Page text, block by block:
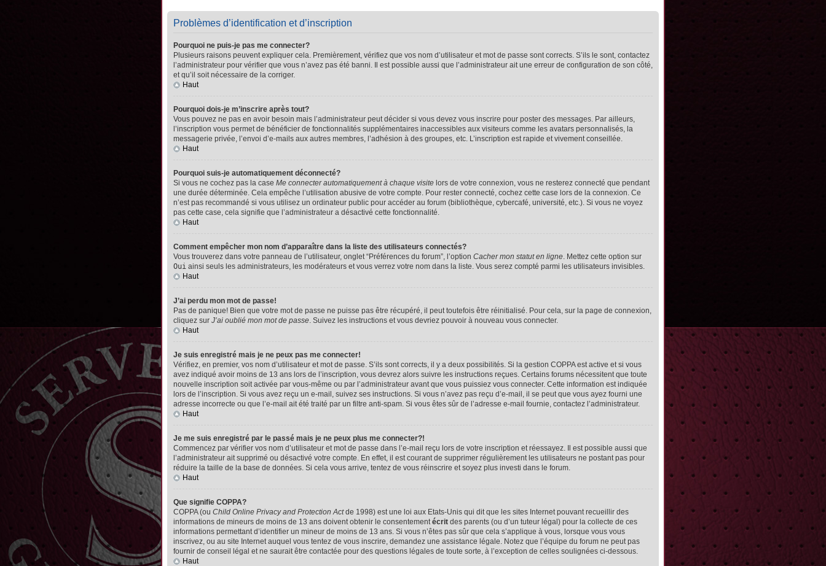
Problèmes d’identification et d’inscription
Pourquoi ne puis-je pas me connecter?
Plusieurs raisons peuvent expliquer cela. Premièrement, vérifiez que vos nom d’utilisateur et mot de passe sont corrects. S’ils le sont, contactez
l’administrateur pour vérifier que vous n’avez pas été banni. Il est possible aussi que l’administrateur ait une erreur de configuration de son côté,
et qu’il soit nécessaire de la corriger.
Haut
Pourquoi dois-je m’inscrire après tout?
Vous pouvez ne pas en avoir besoin mais l’administrateur peut décider si vous devez vous inscrire pour poster des messages. Par ailleurs,
l’inscription vous permet de bénéficier de fonctionnalités supplémentaires inaccessibles aux visiteurs comme les avatars personnalisés, la
messagerie privée, l’envoi d’e-mails aux autres membres, l’adhésion à des groupes, etc. L’inscription est rapide et vivement conseillée.
Haut
Pourquoi suis-je automatiquement déconnecté?
Si vous ne cochez pas la case Me connecter automatiquement à chaque visite lors de votre connexion, vous ne resterez connecté que pendant
une durée déterminée. Cela empêche l’utilisation abusive de votre compte. Pour rester connecté, cochez cette case lors de la connexion. Ce
n’est pas recommandé si vous utilisez un ordinateur public pour accéder au forum (bibliothèque, cybercafé, université, etc.). Si vous ne voyez
pas cette case, cela signifie que l’administrateur a désactivé cette fonctionnalité.
Haut
Comment empêcher mon nom d’apparaître dans la liste des utilisateurs connectés?
Vous trouverez dans votre panneau de l’utilisateur, onglet “Préférences du forum”, l’option Cacher mon statut en ligne. Mettez cette option sur
Oui ainsi seuls les administrateurs, les modérateurs et vous verrez votre nom dans la liste. Vous serez compté parmi les utilisateurs invisibles.
Haut
J’ai perdu mon mot de passe!
Pas de panique! Bien que votre mot de passe ne puisse pas être récupéré, il peut toutefois être réinitialisé. Pour cela, sur la page de connexion,
cliquez sur J’ai oublié mon mot de passe. Suivez les instructions et vous devriez pouvoir à nouveau vous connecter.
Haut
Je suis enregistré mais je ne peux pas me connecter!
Vérifiez, en premier, vos nom d’utilisateur et mot de passe. S’ils sont corrects, il y a deux possibilités. Si la gestion COPPA est active et si vous
avez indiqué avoir moins de 13 ans lors de l’inscription, vous devrez alors suivre les instructions reçues. Certains forums nécessitent que toute
nouvelle inscription soit activée par vous-même ou par l’administrateur avant que vous puissiez vous connecter. Cette information est indiquée
lors de l’inscription. Si vous avez reçu un e-mail, suivez ses instructions. Si vous n’avez pas reçu d’e-mail, il se peut que vous ayez fourni une
adresse incorrecte ou que l’e-mail ait été traité par un filtre anti-spam. Si vous êtes sûr de l’adresse e-mail fournie, contactez l’administrateur.
Haut
Je me suis enregistré par le passé mais je ne peux plus me connecter?!
Commencez par vérifier vos nom d’utilisateur et mot de passe dans l’e-mail reçu lors de votre inscription et réessayez. Il est possible aussi que
l’administrateur ait supprimé ou désactivé votre compte. En effet, il est courant de supprimer régulièrement les utilisateurs ne postant pas pour
réduire la taille de la base de données. Si cela vous arrive, tentez de vous réinscrire et soyez plus investi dans le forum.
Haut
Que signifie COPPA?
COPPA (ou Child Online Privacy and Protection Actde 1998) est une loi aux Etats-Unis qui dit que les sites Internet pouvant recueillir des
informations de mineurs de moins de 13 ans doivent obtenir le consentementécrit des parents (ou d’un tuteur légal) pour la collecte de ces
informations permettant d’identifier un mineur de moins de 13 ans. Si vous n’êtes pas sûr que cela s’applique à vous, lorsque vous vous
inscrivez, ou au site Internet auquel vous tentez de vous inscrire, demandez une assistance légale. Notez que l’équipe du forum ne peut pas
fournir de conseil légal et ne saurait être contactée pour des questions légales de toute sorte, à l’exception de celles soulignées ci-dessous.
Haut